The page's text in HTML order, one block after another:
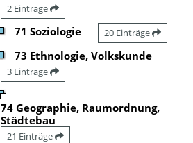
2 Einträge
71 Soziologie 20 Einträge
73 Ethnologie, Volkskunde
3 Einträge
74 Geographie, Raumordnung,
Städtebau
21 Einträge